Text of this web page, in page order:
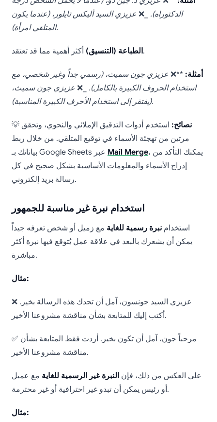
الدكتوراه). _❌ عزيزي السيد أليكس تايلور، (عندما يكون
المتلقي امرأة).
الطباعة (التنسيق)أكثر أهمية مما قد تعتقد.
أمثلة: **❌ عزيزي جون سميث، (رسمي جداً وغير شخصي، مع
استخدام الحروف الكبيرة بالكامل). _❌ عزيزي جون سميث،
(يفتقر إلى استخدام الأحرف الكبيرة المناسبة).
💡 نصائح: استخدم أدوات التدقيق الإملائي والنحوي، وتحقق
مرتين من تهجئة الأسماء في توقيع المتلقي. من خلال ربط
Mail Merge، يمكنك التأكد من
إدراج الأسماء والمعلومات الأساسية بشكل صحيح في كل
رسالة بريد إلكتروني.
استخدام نبرة غير مناسبة للجمهور
استخدام نبرة رسمية للغاية مع زميل أو شخص تعرفه جيداً
يمكن أن يشعرك بالبعد في علاقة عمل يُتوقع فيها نبرة أكثر
مباشرة.
مثال:
❌ عزيزي السيد جونسون، آمل أن تجدك هذه الرسالة بخير.
أكتب إليك للمتابعة بشأن مناقشة مشروعنا الأخير.
✅ مرحباً جون، آمل أن تكون بخير. أردت فقط المتابعة بشأن
مناقشة مشروعنا الأخير.
على العكس من ذلك، فإن النبرة غير الرسمية للغاية مع عميل
أو رئيس يمكن أن تبدو غير احترافية أو غير محترمة.
مثال: